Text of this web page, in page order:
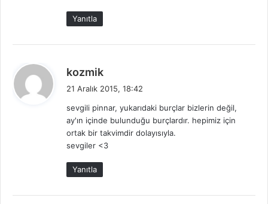
Yanıtla
kozmik
i
k
i
21 Aralık 2015, 18:42
sevgili pinnar, yukarıdaki burçlar bizlerin değil,
ay'ın içinde bulunduğu burçlardır. hepimiz için
ortak bir takvimdir dolayısıyla.
sevgiler <3
Yanıtla